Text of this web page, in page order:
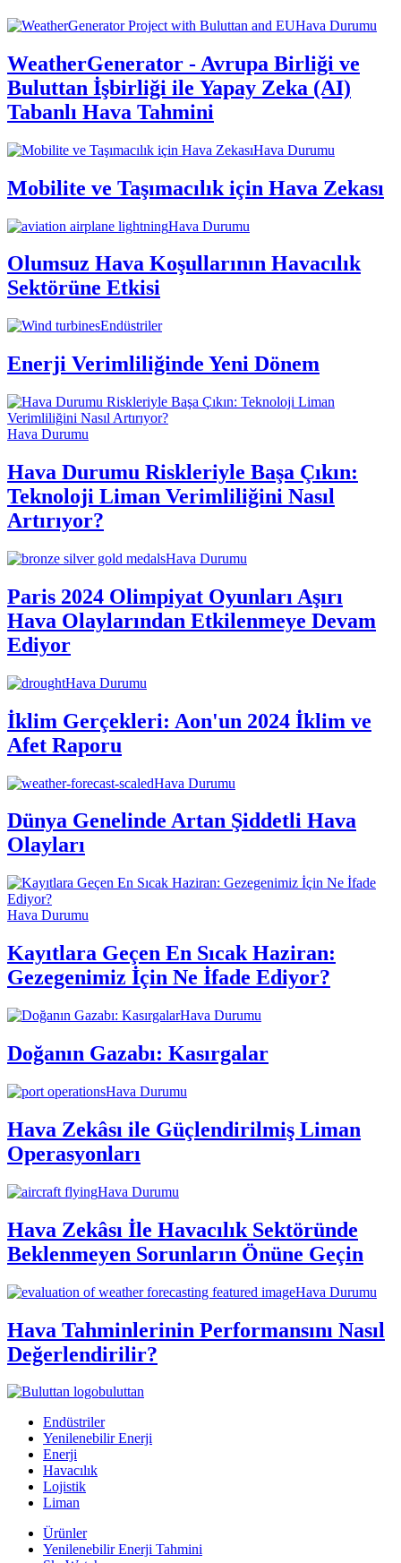
Hava Durumu
WeatherGenerator - Avrupa Birliği ve
Buluttan İşbirliği ile Yapay Zeka (AI)
Tabanlı Hava Tahmini
Hava Durumu
Mobilite ve Taşımacılık için Hava Zekası
Hava Durumu
Olumsuz Hava Koşullarının Havacılık
Sektörüne Etkisi
Endüstriler
Enerji Verimliliğinde Yeni Dönem
Hava Durumu
Hava Durumu Riskleriyle Başa Çıkın:
Teknoloji Liman Verimliliğini Nasıl
Artırıyor?
Hava Durumu
Paris 2024 Olimpiyat Oyunları Aşırı
Hava Olaylarından Etkilenmeye Devam
Ediyor
Hava Durumu
İklim Gerçekleri: Aon'un 2024 İklim ve
Afet Raporu
Hava Durumu
Dünya Genelinde Artan Şiddetli Hava
Olayları
Hava Durumu
Kayıtlara Geçen En Sıcak Haziran:
Gezegenimiz İçin Ne İfade Ediyor?
Hava Durumu
Doğanın Gazabı: Kasırgalar
Hava Durumu
Hava Zekâsı ile Güçlendirilmiş Liman
Operasyonları
Hava Durumu
Hava Zekâsı İle Havacılık Sektöründe
Beklenmeyen Sorunların Önüne Geçin
Hava Durumu
Hava Tahminlerinin Performansını Nasıl
Değerlendirilir?
buluttan
Endüstriler
Yenilenebilir Enerji
Enerji
Havacılık
Lojistik
Liman
Ürünler
Yenilenebilir Enerji Tahmini